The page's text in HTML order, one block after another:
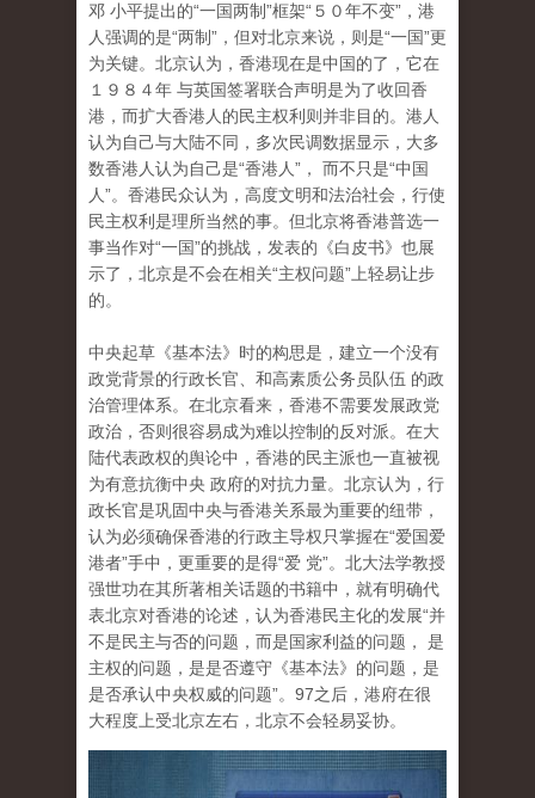
邓 小平提出的“一国两制”框架“５０年不变”，港
人强调的是“两制”，但对北京来说，则是“一国”更
为关键。北京认为，香港现在是中国的了，它在
１９８４年 与英国签署联合声明是为了收回香
港，而扩大香港人的民主权利则并非目的。港人
认为自己与大陆不同，多次民调数据显示，大多
数香港人认为自己是“香港人”， 而不只是“中国
人”。香港民众认为，高度文明和法治社会，行使
民主权利是理所当然的事。但北京将香港普选一
事当作对“一国”的挑战，发表的《白皮书》也展
示了，北京是不会在相关“主权问题”上轻易让步
的。
中央起草《基本法》时的构思是，建立一个没有
政党背景的行政长官、和高素质公务员队伍 的政
治管理体系。在北京看来，香港不需要发展政党
政治，否则很容易成为难以控制的反对派。在大
陆代表政权的舆论中，香港的民主派也一直被视
为有意抗衡中央 政府的对抗力量。北京认为，行
政长官是巩固中央与香港关系最为重要的纽带，
认为必须确保香港的行政主导权只掌握在“爱国爱
港者”手中，更重要的是得“爱 党”。北大法学教授
强世功在其所著相关话题的书籍中，就有明确代
表北京对香港的论述，认为香港民主化的发展“并
不是民主与否的问题，而是国家利益的问题， 是
主权的问题，是是否遵守《基本法》的问题，是
是否承认中央权威的问题”。97之后，港府在很
大程度上受北京左右，北京不会轻易妥协。